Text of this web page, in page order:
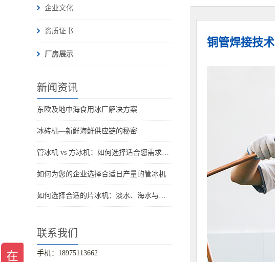
企业文化
资质证书
厂房展示
新闻资讯
东欧及地中海食用冰厂解决方案
冰砖机—新鲜海鲜供应链的秘密
管冰机 vs 方冰机：如何选择适合您需求的制冰机
如何为您的企业选择合适日产量的管冰机
如何选择合适的片冰机：淡水、海水与船用海水解决方案
联系我们
手机：18975113662
铜管焊接技术